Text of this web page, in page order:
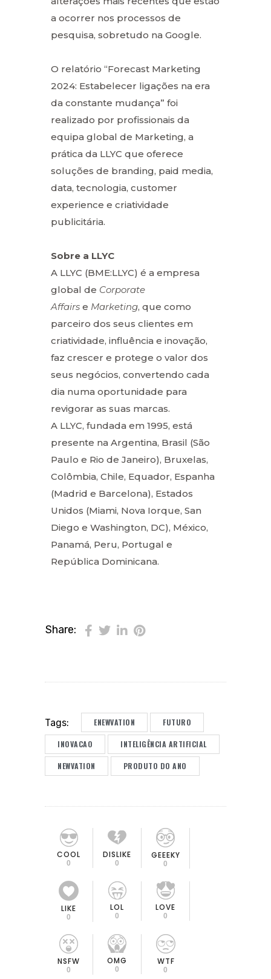
a ocorrer nos processos de
pesquisa, sobretudo na Google.
O relatório “Forecast Marketing
2024: Estabelecer ligações na era
da constante mudança” foi
realizado por profissionais da
equipa global de Marketing, a
prática da LLYC que oferece
soluções de branding, paid media,
data, tecnologia, customer
experience e criatividade
publicitária.
Sobre a LLYC
A LLYC (BME:LLYC) é a empresa
global de Corporate
Affairs e Marketing, que como
parceiro dos seus clientes em
criatividade, influência e inovação,
faz crescer e protege o valor dos
seus negócios, convertendo cada
dia numa oportunidade para
revigorar as suas marcas.
A LLYC, fundada em 1995, está
presente na Argentina, Brasil (São
Paulo e Rio de Janeiro), Bruxelas,
Colômbia, Chile, Equador, Espanha
(Madrid e Barcelona), Estados
Unidos (Miami, Nova Iorque, San
Diego e Washington, DC), México,
Panamá, Peru, Portugal e
República Dominicana.
Share:
Tags: ENEWVATION FUTURO
INOVACAO INTELIGÊNCIA ARTIFICIAL
NEWVATION PRODUTO DO ANO
COOL
0
DISLIKE
0
GEEEKY
0
LIKE
0
LOL
0
LOVE
0
NSFW
0
OMG
0
WTF
0